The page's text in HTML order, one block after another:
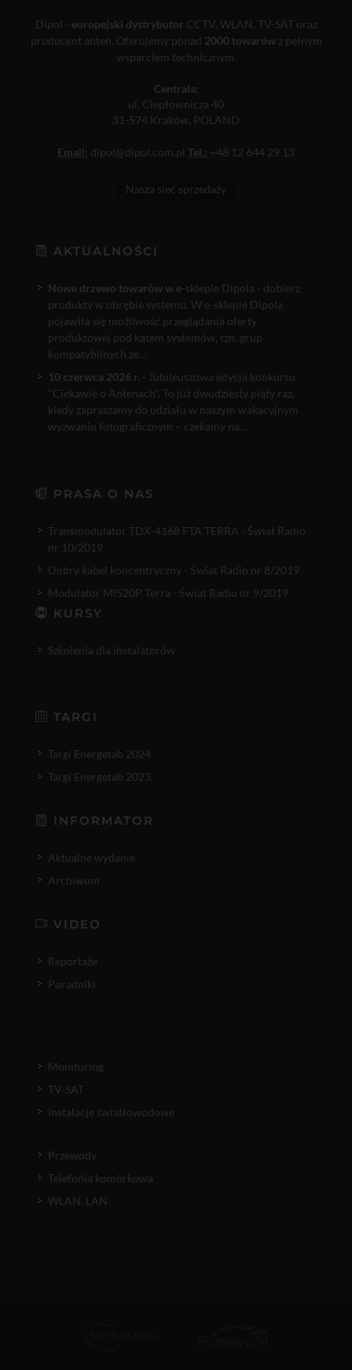
Dipol - europejski dystrybutor CCTV, WLAN, TV-SAT oraz
producent anten. Oferujemy ponad 2000 towarówz pełnym
wsparciem technicznym.
Centrala:
ul. Ciepłownicza 40
31-574 Kraków, POLAND
Email: dipol@dipol.com.pl Tel.: +48 12 644 29 13
Nasza sieć sprzedaży
AKTUALNOŚCI
Nowe drzewo towarów w e-sklepie Dipola - dobierz
produkty w obrębie systemu. W e-sklepie Dipola
pojawiła się możliwość przeglądania oferty
produktowej pod kątem systemów, tzn. grup
kompatybilnych ze...
10 czerwca 2026 r. - Jubileuszowa edycja konkursu
"Ciekawie o Antenach". To już dwudziesty piąty raz,
kiedy zapraszamy do udziału w naszym wakacyjnym
wyzwaniu fotograficznym – czekamy na...
PRASA O NAS
Transmodulator TDX-4168 FTA TERRA - Świat Radio
nr 10/2019
Dobry kabel koncentryczny - Świat Radio nr 8/2019
Modulator MI520P Terra - Świat Radio nr 9/2019
KURSY
Szkolenia dla instalatorów
TARGI
Targi Energetab 2024.
Targi Energetab 2023.
INFORMATOR
Aktualne wydanie
Archiwum
VIDEO
Reportaże
Poradniki
Monitoring
TV-SAT
Instalacje światłowodowe
Przewody
Telefonia komórkowa
WLAN, LAN